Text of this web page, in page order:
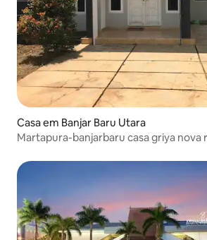
Casa em Banjar Baru Utara
Martapura-banjarbaru casa griya nova